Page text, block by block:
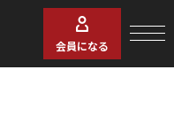
会員になる